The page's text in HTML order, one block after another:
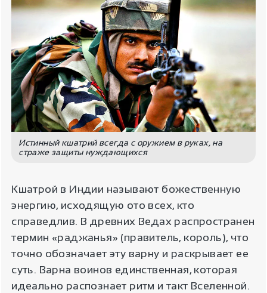
Истинный кшатрий всегда с оружием в руках, на
страже защиты нуждающихся
Кшатрой в Индии называют божественную
энергию, исходящую ото всех, кто
справедлив. В древних Ведах распространен
термин «раджанья» (правитель, король), что
точно обозначает эту варну и раскрывает ее
суть. Варна воинов единственная, которая
идеально распознает ритм и такт Вселенной.